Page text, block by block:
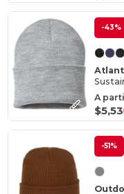
-43%
A
$5,53
-51%